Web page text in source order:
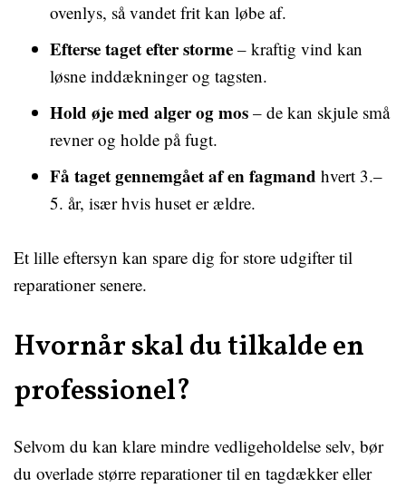
ovenlys, så vandet frit kan løbe af.
Efterse taget efter storme – kraftig vind kan
løsne inddækninger og tagsten.
Hold øje med alger og mos – de kan skjule små
revner og holde på fugt.
Få taget gennemgået af en fagmand hvert 3.–
5. år, især hvis huset er ældre.
Et lille eftersyn kan spare dig for store udgifter til
reparationer senere.
Hvornår skal du tilkalde en
professionel?
Selvom du kan klare mindre vedligeholdelse selv, bør
du overlade større reparationer til en tagdækker eller